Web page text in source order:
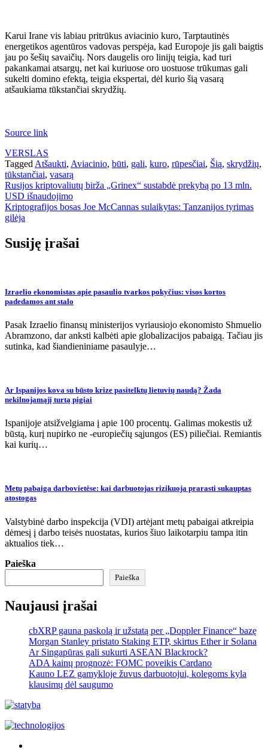
Karui Irane vis labiau pritrūkus aviacinio kuro, Tarptautinės
energetikos agentūros vadovas perspėja, kad Europoje jis gali baigtis
jau po šešių savaičių. Nors daugelis oro linijų teigia, kad turi
pakankamai atsargų, net kai kuriuose oro uostuose trūkumas gali
sukelti domino efektą, teigia ekspertai, dėl kurio šią vasarą
atšaukiama tūkstančiai skrydžių.
Source link
VERSLAS
Tagged Atšaukti, Aviacinio, būti, gali, kuro, rūpesčiai, Šią, skrydžių,
tūkstančiai, vasarą
Navigacija
tarp
įrašų
Rusijos kriptovaliutų birža „Grinex“ sustabdė prekybą po 13 mln.
USD išnaudojimo
Kriptografijos bosas Joe McCannas sulaikytas: Tanzanijos tyrimas
gilėja
Susiję įrašai
Izraelio ekonomistas apie pasaulio tvarkos pokyčius: visos kortos
padedamos ant stalo
Pasak Izraelio finansų ministerijos vyriausiojo ekonomisto Shmuelio
Abramzono, dar anksti kalbėti apie globalizacijos pabaigą. Tačiau jis
sutinka, kad šiandieniniame pasaulyje…
Ar Ispanijos kova su būsto krize pasitelktų lietuvių naudą? Žada
nekilnojamąjį turtą pigiai
Ispanijoje atsižvelgiama į apie 100 procentų. Galimas mokestis už
būstą, kurį nupirko ne -europiečių sąjungos (ES) piliečiai. Remiantis
kai kurių…
Metų pabaiga darbovietėse: kai darbuotojas rizikuoja prarasti sukauptas
atostogas
Valstybinė darbo inspekcija (VDI) artėjant metų pabaigai atkreipia
dėmesį į darbo teisės nuostatas, kurios šiuo laikotarpiu tampa itin
aktualios tiek…
Paieška
Paieška
Naujausi įrašai
cbXRP gauna paskolą ir užstatą per „Doppler Finance“ bazę
Morgan Stanley pristato Staking ETP, skirtus Ether ir Solana
Ar Singapūras gali sukurti ASEAN Blackrock?
ADA kainų prognozė: FOMC poveikis Cardano
Kauno LEZ gamykloje žuvus darbuotojui, kolegoms kyla
klausimų dėl saugumo